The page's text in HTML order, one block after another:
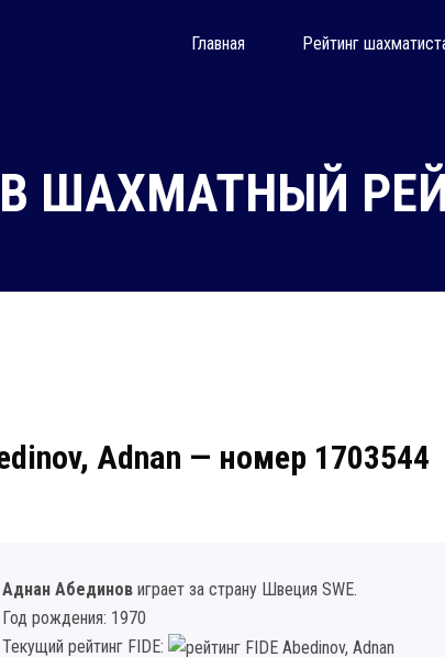
Главная Рейтинг
ШАХМАТНЫЙ
Adnan — номер 1703544
Аднан Абединов играет за страну Швеция SWE.
Год рождения: 1970
Текущий рейтинг FIDE: